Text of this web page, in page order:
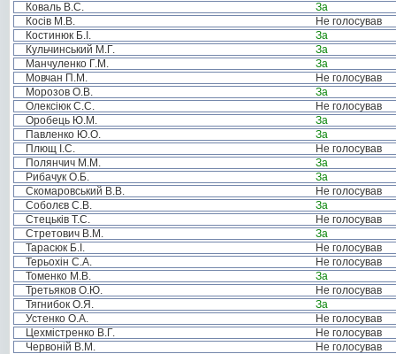
Коваль В.С.
За
Косів М.В.
Не голосував
Костинюк Б.І.
За
Кульчинський М.Г.
За
Манчуленко Г.М.
За
Мовчан П.М.
Не голосував
Морозов О.В.
За
Олексіюк С.С.
Не голосував
Оробець Ю.М.
За
Павленко Ю.О.
За
Плющ І.С.
Не голосував
Полянчич М.М.
За
Рибачук О.Б.
За
Скомаровський В.В.
Не голосував
Соболєв С.В.
За
Стецьків Т.С.
Не голосував
Стретович В.М.
За
Тарасюк Б.І.
Не голосував
Терьохін С.А.
Не голосував
Томенко М.В.
За
Третьяков О.Ю.
Не голосував
Тягнибок О.Я.
За
Устенко О.А.
Не голосував
Цехмістренко В.Г.
Не голосував
Червоній В.М.
Не голосував